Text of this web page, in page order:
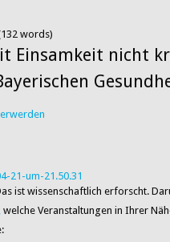
words)
Einsamkeit nicht
ist wissenschaftlich erforscht.
welche Veranstaltungen in Ihrer